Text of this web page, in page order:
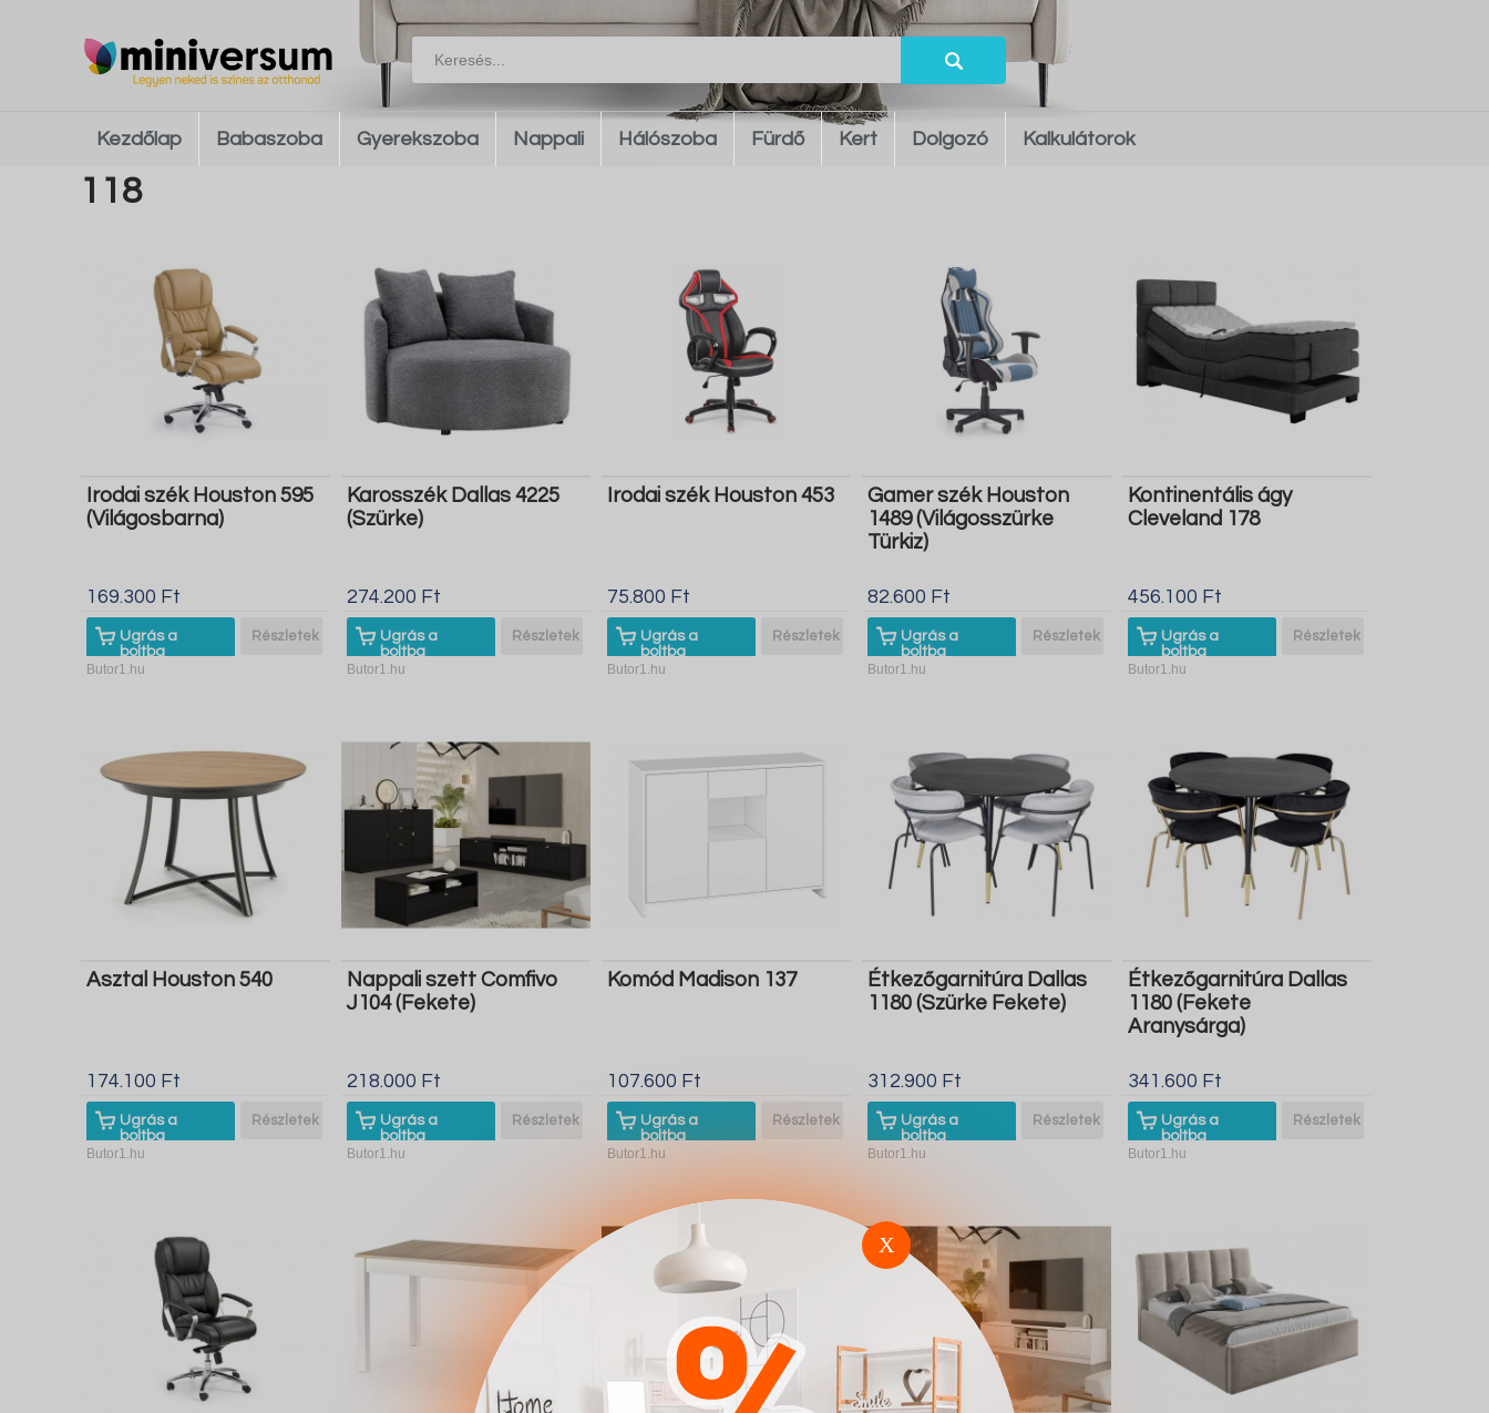
Kezdőlap Babaszoba Gyerekszoba Nappali Hálószoba Fürdő Kert Dolgozó Kalkulátorok
118
Irodai szék Houston 595
(Világosbarna)
169.300 Ft
Ugrás a
boltba
Részletek
Butor1.hu
Karosszék Dallas 4225
(Szürke)
274.200 Ft
Ugrás a
boltba
Részletek
Butor1.hu
Irodai szék Houston 453
75.800 Ft
Ugrás a
boltba
Részletek
Butor1.hu
Gamer szék Houston
1489 (Világosszürke
Türkiz)
82.600 Ft
Ugrás a
boltba
Részletek
Butor1.hu
Kontinentális ágy
Cleveland 178
456.100 Ft
Ugrás a
boltba
Részletek
Butor1.hu
Asztal Houston 540
174.100 Ft
Ugrás a
boltba
Részletek
Butor1.hu
Nappali szett Comfivo
J104 (Fekete)
218.000 Ft
Ugrás a
boltba
Részletek
Butor1.hu
Komód Madison 137
107.600 Ft
Ugrás a
boltba
Részletek
Butor1.hu
Étkezőgarnitúra Dallas
1180 (Szürke Fekete)
312.900 Ft
Ugrás a
boltba
Részletek
Butor1.hu
Étkezőgarnitúra Dallas
1180 (Fekete
Aranysárga)
341.600 Ft
Ugrás a
boltba
Részletek
Butor1.hu
X